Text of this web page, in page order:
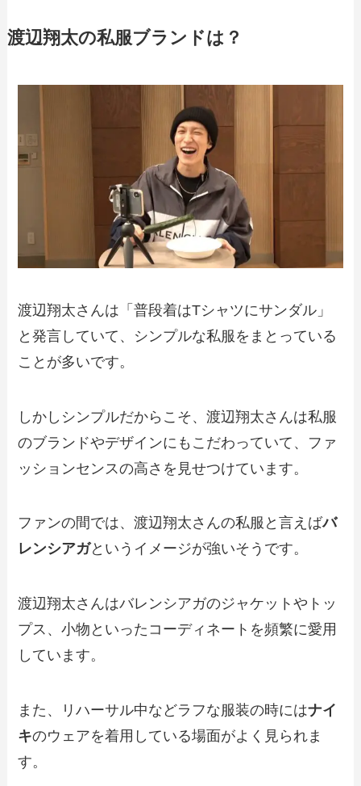
渡辺翔太の私服ブランドは？
渡辺翔太さんは「普段着はTシャツにサンダル」
と発言していて、シンプルな私服をまとっている
ことが多いです。
しかしシンプルだからこそ、渡辺翔太さんは私服
のブランドやデザインにもこだわっていて、ファ
ッションセンスの高さを見せつけています。
ファンの間では、渡辺翔太さんの私服と言えばバ
レンシアガというイメージが強いそうです。
渡辺翔太さんはバレンシアガのジャケットやトッ
プス、小物といったコーディネートを頻繁に愛用
しています。
また、リハーサル中などラフな服装の時にはナイ
キのウェアを着用している場面がよく見られま
す。